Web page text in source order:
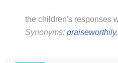
the children's responses
Synonyms: praiseworthily,